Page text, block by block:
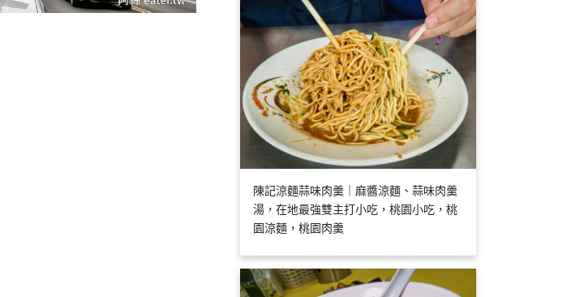
陳記涼麵蒜味肉羹｜麻醬涼麵、蒜味肉羹
湯，在地最強雙主打小吃，桃園小吃，桃
園涼麵，桃園肉羹